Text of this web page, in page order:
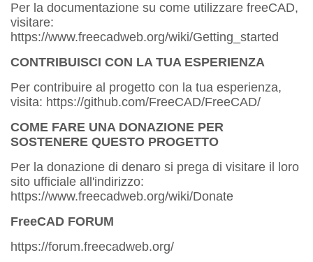
Per la documentazione su come utilizzare freeCAD,
visitare:
https://www.freecadweb.org/wiki/Getting_started
CONTRIBUISCI CON LA TUA ESPERIENZA
Per contribuire al progetto con la tua esperienza,
visita: https://github.com/FreeCAD/FreeCAD/
COME FARE UNA DONAZIONE PER
SOSTENERE QUESTO PROGETTO
Per la donazione di denaro si prega di visitare il loro
sito ufficiale all'indirizzo:
https://www.freecadweb.org/wiki/Donate
FreeCAD FORUM
https://forum.freecadweb.org/